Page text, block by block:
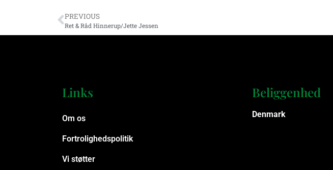
PREVIOUS
Ret & Råd Hinnerup/Jette Jessen
Links
Om os
Fortrolighedspolitik
Vi støtter
Beliggenhed
Denmark